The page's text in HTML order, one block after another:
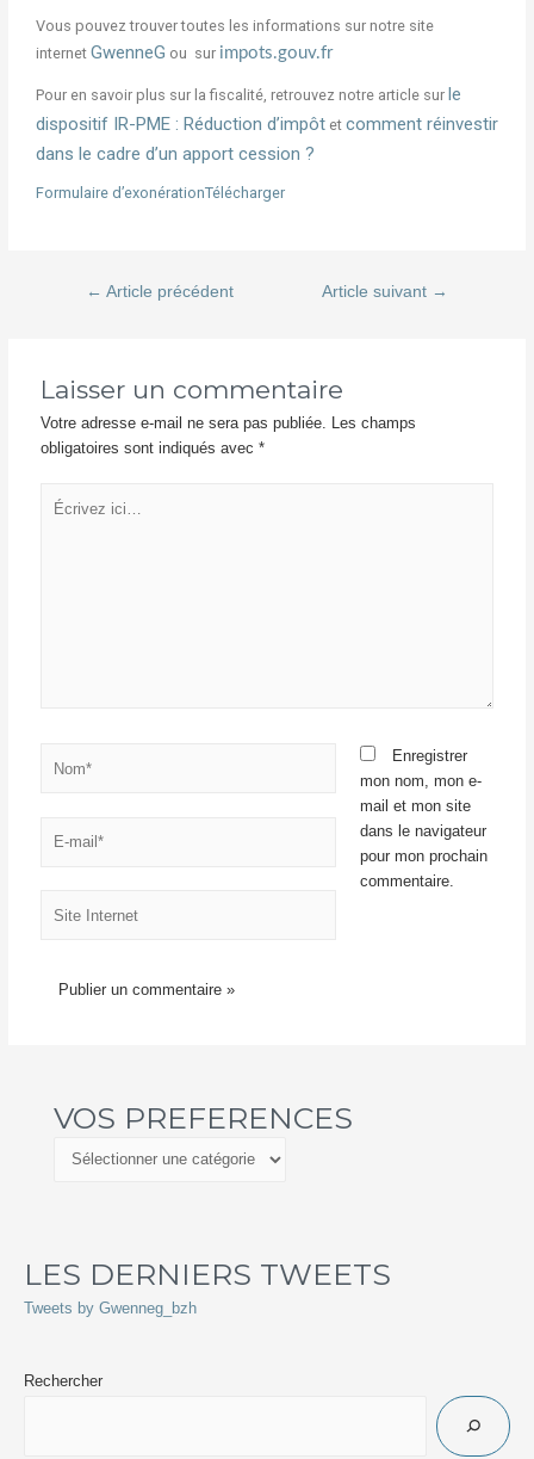
Vous pouvez trouver toutes les informations sur notre site
internet GwenneG ou sur impots.gouv.fr
Pour en savoir plus sur la fiscalité, retrouvez notre article sur le
dispositif IR-PME : Réduction d’impôtet comment réinvestir
dans le cadre d’un apport cession ?
Formulaire d’exonérationTélécharger
← Article précédent Article suivant →
Laisser un commentaire
Votre adresse e-mail ne sera pas publiée.
Les champs
obligatoires sont indiqués avec*
Enregistrer
mon nom, mon e-
mail et mon site
dans le navigateur
pour mon prochain
commentaire.
VOS PREFERENCES
LES DERNIERS TWEETS
Tweets by Gwenneg_bzh
Rechercher